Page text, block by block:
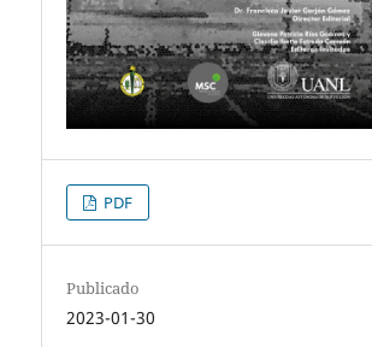
PDF
Publicado
2023-01-30